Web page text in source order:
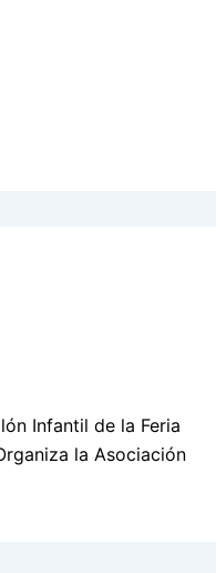
Infantil de la Feria
la Asociación